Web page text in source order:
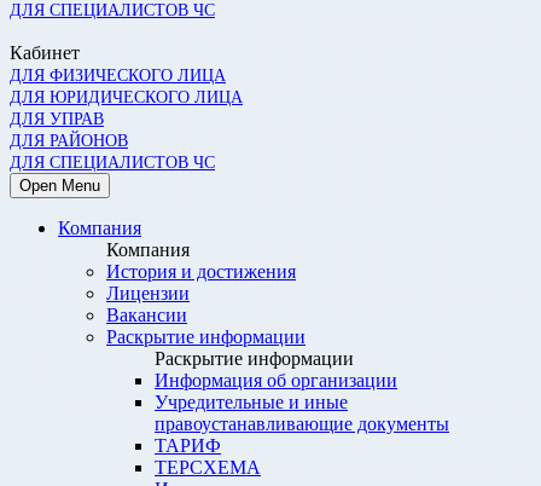
ДЛЯ СПЕЦИАЛИСТОВ ЧС
Кабинет
ДЛЯ ФИЗИЧЕСКОГО ЛИЦА
ДЛЯ ЮРИДИЧЕСКОГО ЛИЦА
ДЛЯ УПРАВ
ДЛЯ РАЙОНОВ
ДЛЯ СПЕЦИАЛИСТОВ ЧС
Open Menu
Компания
Компания
История и достижения
Лицензии
Вакансии
Раскрытие информации
Раскрытие информации
Информация об организации
Учредительные и иные
правоустанавливающие документы
ТАРИФ
ТЕРСХЕМА